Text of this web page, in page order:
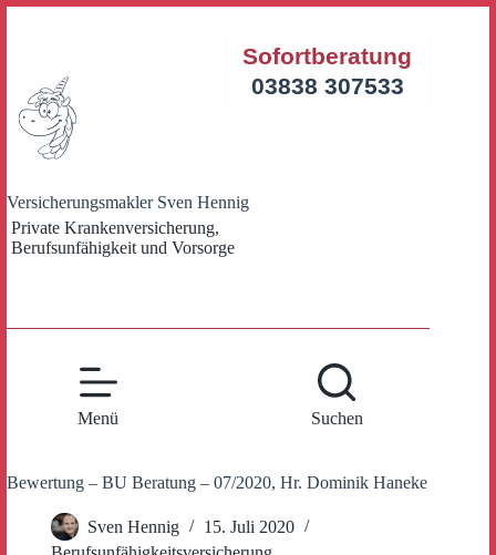
Versicherungsmakler Sven Hennig
Private Krankenversicherung,
Berufsunfähigkeit und Vorsorge
Sofortberatung
03838 307533
Menü Suchen
Bewertung – BU Beratung – 07/2020, Hr. Dominik Haneke
Sven Hennig
15. Juli 2020